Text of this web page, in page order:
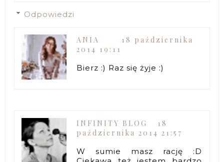
Odpowiedzi
ANIA
18 października
2014 19:11
Bierz :) Raz się żyje :)
INFINITY BLOG
18
października 2014 21:57
W sumie masz rację :D